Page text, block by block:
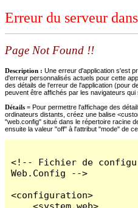
Erreur du serveur
Page Not Found !!
Description : Une erreur d'application s'est
d'erreur personnalisés actuels pour cette
des détails de l'erreur de l'application (pour
peuvent être affichés par les navigateurs
Détails = Pour permettre l'affichage des
ordinateurs distants, créez une balise
"web.config" situé dans le répertoire racine
ensuite la valeur "off" à l'attribut "mode" de
<!-- Fichier de
Web.Config -->
<configuration>
    <system.web>